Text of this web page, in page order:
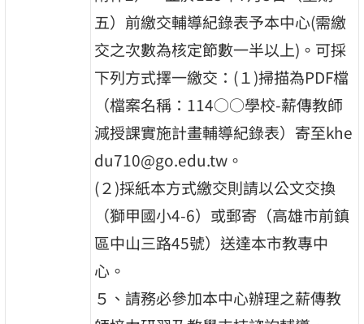
五）前繳交輔導紀錄表予本中心(需繳
交之次數為核定節數一半以上)。可採
下列方式擇一繳交：(１)掃描為PDF檔
（檔案名稱：114○○學校-薪傳教師
減授課實施計畫輔導紀錄表）寄至khe
du710@go.edu.tw。
(２)採紙本方式繳交則請以公文交換
（獅甲國小4-6）或郵寄（高雄市前鎮
區中山三路45號）送達本市教專中
心。
５、請務必參加本中心辦理之薪傳教